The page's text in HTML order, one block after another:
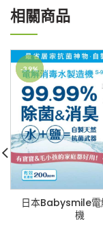
相關商品
-39%
日本Babysmile電
機